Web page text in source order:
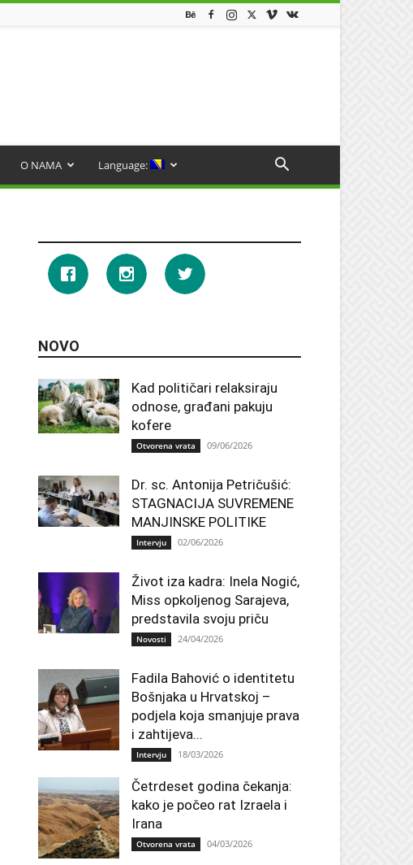
O NAMA Language:
NOVO
Kad političari relaksiraju
odnose, građani pakuju
kofere
Otvorena vrata 09/06/2026
Dr. sc. Antonija Petričušić:
STAGNACIJA SUVREMENE
MANJINSKE POLITIKE
Intervju 02/06/2026
Život iza kadra: Inela Nogić,
Miss opkoljenog Sarajeva,
predstavila svoju priču
Novosti 24/04/2026
Fadila Bahović o identitetu
Bošnjaka u Hrvatskoj –
podjela koja smanjuje prava
i zahtijeva...
Intervju 18/03/2026
Četrdeset godina čekanja:
kako je počeo rat Izraela i
Irana
Otvorena vrata 04/03/2026